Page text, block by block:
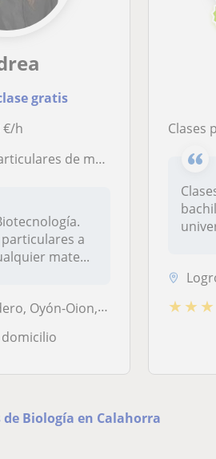
gratis
€/h
química, biología, física y tecnología
a
mate...
Villamediana de Iregua
domicilio
Clases
★ ★ ★
Biología en Calahorra